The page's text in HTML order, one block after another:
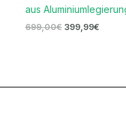
aus
699,00€ 399,99€